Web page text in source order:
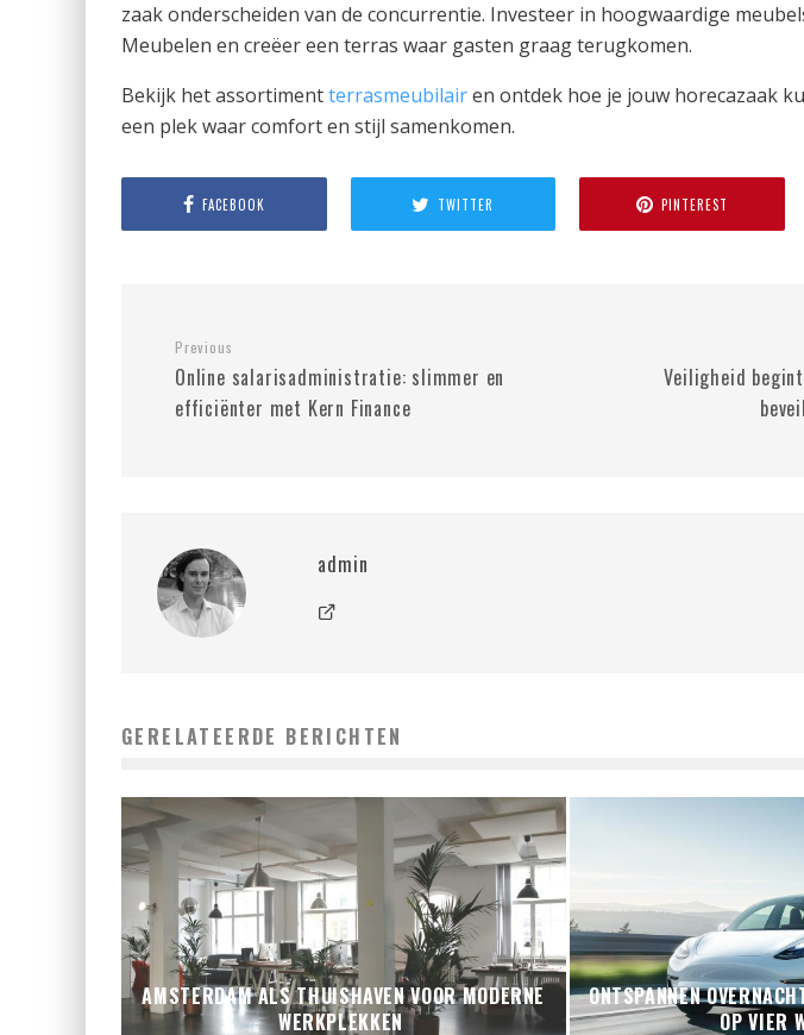
zaak onderscheiden van de concurrentie. Investeer in hoogwaardige
Meubelen en creëer een terras waar gasten graag terugkomen.
Bekijk het assortimentterrasmeubilairen ontdek hoe je jouw horecazaak
een plek waar comfort en stijl samenkomen.
FACEBOOK TWITTER PINTEREST
Previous
Online salarisadministratie: slimmer en
efficiënter met Kern Finance
Veiligheid
admin
GERELATEERDE BERICHTEN
AMSTERDAM ALS THUISHAVEN VOOR MODERNE
WERKPLEKKEN
ONTSPANNEN
OP VIER